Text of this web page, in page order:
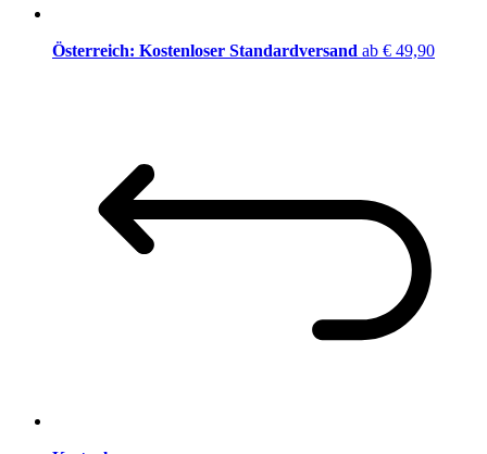
Österreich: Kostenloser Standardversand ab € 49,90